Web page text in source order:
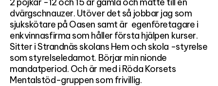
dvärgschnauzer. Utöver det så jobbar jag som
sjukskötare på Oasen samt är egenföretagare i
enkvinnasfirma som håller första hjälpen kurser.
Sitter i Strandnäs skolans Hem och skola -styrelse
som styrelseledamot. Börjar min nionde
mandatperiod. Och är med i Röda Korsets
Mentalstöd-gruppen som frivillig.